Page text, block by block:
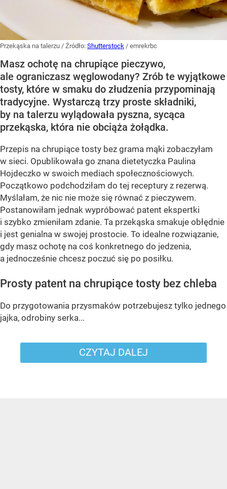
Przekąska na talerzu / Źródło: Shutterstock / emrekrbc
Masz ochotę na chrupiące pieczywo,
ale ograniczasz węglowodany? Zrób te wyjątkowe
tosty, które w smaku do złudzenia przypominają
tradycyjne. Wystarczą trzy proste składniki,
by na talerzu wylądowała pyszna, sycąca
przekąska, która nie obciąża żołądka.
Przepis na chrupiące tosty bez grama mąki zobaczyłam
w sieci. Opublikowała go znana dietetyczka Paulina
Hojdeczko w swoich mediach społecznościowych.
Początkowo podchodziłam do tej receptury z rezerwą.
Myślałam, że nic nie może się równać z pieczywem.
Postanowiłam jednak wypróbować patent ekspertki
i szybko zmieniłam zdanie. Ta przekąska smakuje obłędnie
i jest genialna w swojej prostocie. To idealne rozwiązanie,
gdy masz ochotę na coś konkretnego do jedzenia,
a jednocześnie chcesz poczuć się po posiłku.
Prosty patent na chrupiące tosty bez chleba
Do przygotowania przysmaków potrzebujesz tylko jednego
jajka, odrobiny serka...
CZYTAJ DALEJ